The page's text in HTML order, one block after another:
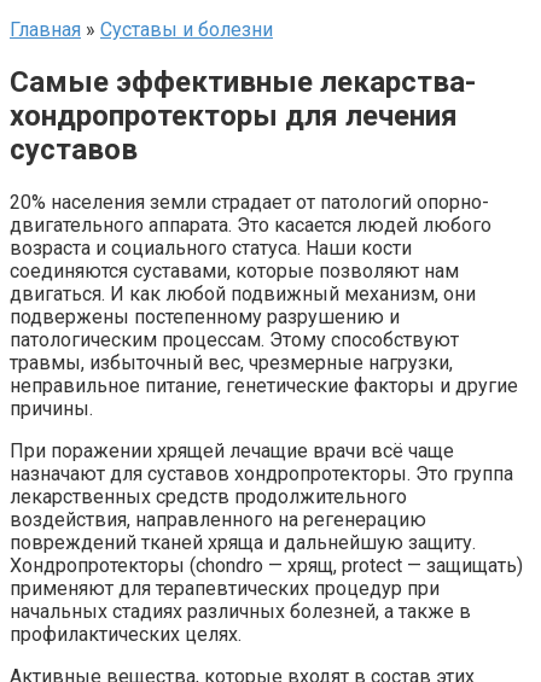
Главная » Суставы и болезни
Самые эффективные лекарства-
хондропротекторы для лечения
суставов
20% населения земли страдает от патологий опорно-
двигательного аппарата. Это касается людей любого
возраста и социального статуса. Наши кости
соединяются суставами, которые позволяют нам
двигаться. И как любой подвижный механизм, они
подвержены постепенному разрушению и
патологическим процессам. Этому способствуют
травмы, избыточный вес, чрезмерные нагрузки,
неправильное питание, генетические факторы и другие
причины.
При поражении хрящей лечащие врачи всё чаще
назначают для суставов хондропротекторы. Это группа
лекарственных средств продолжительного
воздействия, направленного на регенерацию
повреждений тканей хряща и дальнейшую защиту.
Хондропротекторы (chondro — хрящ, protect — защищать)
применяют для терапевтических процедур при
начальных стадиях различных болезней, а также в
профилактических целях.
Активные вещества, которые входят в состав этих